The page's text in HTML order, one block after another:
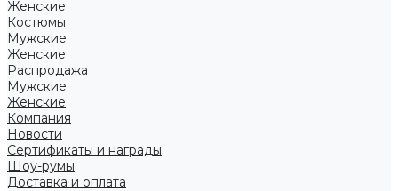
Женские
Костюмы
Мужские
Женские
Распродажа
Мужские
Женские
Компания
Новости
Сертификаты и награды
Шоу-румы
Доставка и оплата